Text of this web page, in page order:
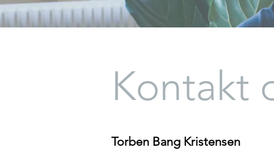
Kontakt
Torben Bang Kristensen